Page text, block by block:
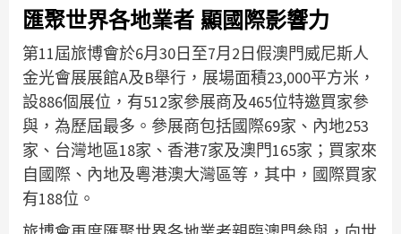
匯聚世界各地業者 顯國際影響力
第11屆旅博會於6月30日至7月2日假澳門威尼斯人
金光會展展館A及B舉行，展場面積23,000平方米，
設886個展位，有512家參展商及465位特邀買家參
與，為歷屆最多。參展商包括國際69家、內地253
家、台灣地區18家、香港7家及澳門165家；買家來
自國際、內地及粵港澳大灣區等，其中，國際買家
有188位。